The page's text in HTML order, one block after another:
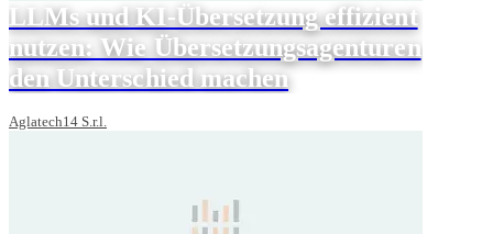
LLMs und KI-Übersetzung effizient
nutzen: Wie Übersetzungsagenturen
den Unterschied machen
Aglatech14 S.r.l.